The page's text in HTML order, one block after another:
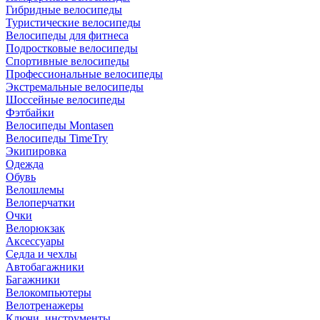
Гибридные велосипеды
Туристические велосипеды
Велосипеды для фитнеса
Подростковые велосипеды
Спортивные велосипеды
Профессиональные велосипеды
Экстремальные велосипеды
Шоссейные велосипеды
Фэтбайки
Велосипеды Montasen
Велосипеды TimeTry
Экипировка
Одежда
Обувь
Велошлемы
Велоперчатки
Очки
Велорюкзак
Аксессуары
Седла и чехлы
Автобагажники
Багажники
Велокомпьютеры
Велотренажеры